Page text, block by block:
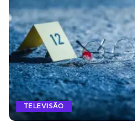
TELEVISÃO